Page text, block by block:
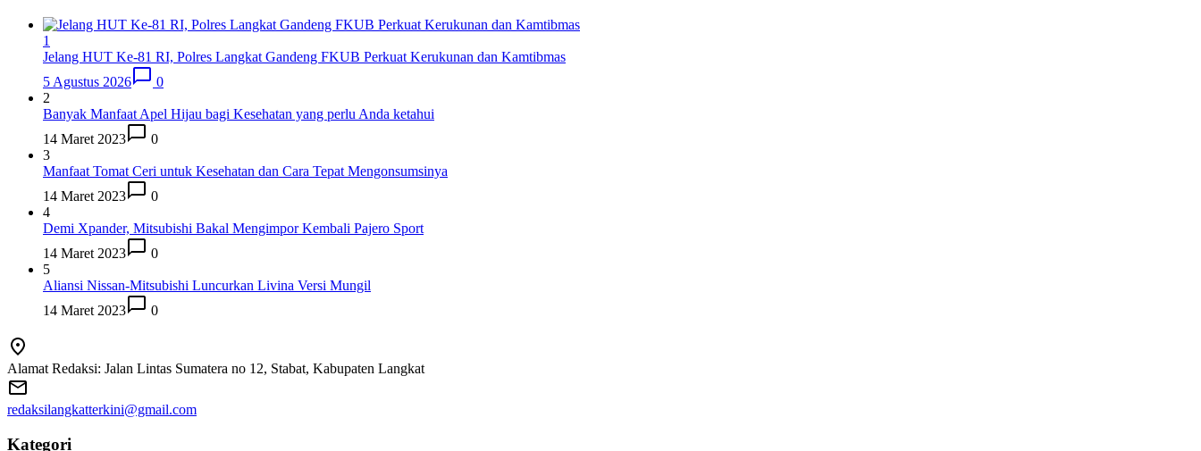
1
Jelang HUT Ke-81 RI, Polres Langkat Gandeng FKUB Perkuat Kerukunan dan Kamtibmas
5 Agustus 2026
0
2
Banyak Manfaat Apel Hijau bagi Kesehatan yang perlu Anda ketahui
14 Maret 2023
0
3
Manfaat Tomat Ceri untuk Kesehatan dan Cara Tepat Mengonsumsinya
14 Maret 2023
0
4
Demi Xpander, Mitsubishi Bakal Mengimpor Kembali Pajero Sport
14 Maret 2023
0
5
Aliansi Nissan-Mitsubishi Luncurkan Livina Versi Mungil
14 Maret 2023
0
Alamat Redaksi: Jalan Lintas Sumatera no 12, Stabat, Kabupaten Langkat
redaksilangkatterkini@gmail.com
Kategori